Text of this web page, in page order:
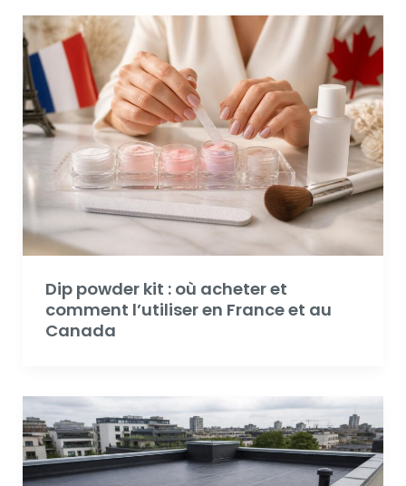
Dip powder kit : où acheter et
comment l’utiliser en France et au
Canada